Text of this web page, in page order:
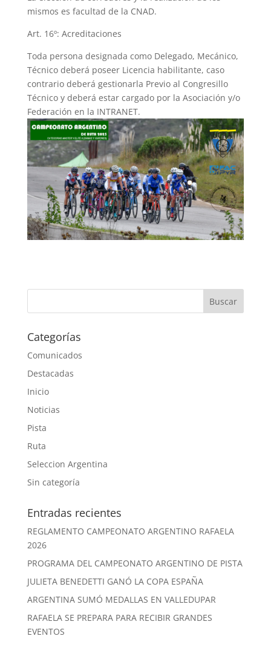
mismos es facultad de la CNAD.
Art. 16º: Acreditaciones
Toda persona designada como Delegado, Mecánico,
Técnico deberá poseer Licencia habilitante, caso
contrario deberá gestionarla Previo al Congresillo
Técnico y deberá estar cargado por la Asociación y/o
Federación en la INTRANET.
Categorías
Comunicados
Destacadas
Inicio
Noticias
Pista
Ruta
Seleccion Argentina
Sin categoría
Entradas recientes
REGLAMENTO CAMPEONATO ARGENTINO RAFAELA
2026
PROGRAMA DEL CAMPEONATO ARGENTINO DE PISTA
JULIETA BENEDETTI GANÓ LA COPA ESPAÑA
ARGENTINA SUMÓ MEDALLAS EN VALLEDUPAR
RAFAELA SE PREPARA PARA RECIBIR GRANDES
EVENTOS